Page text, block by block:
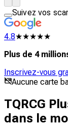
Suivez vos
4.8★★★★★
Plus de 4
Inscrivez-vous
Aucune carte
TQRCG
dans le